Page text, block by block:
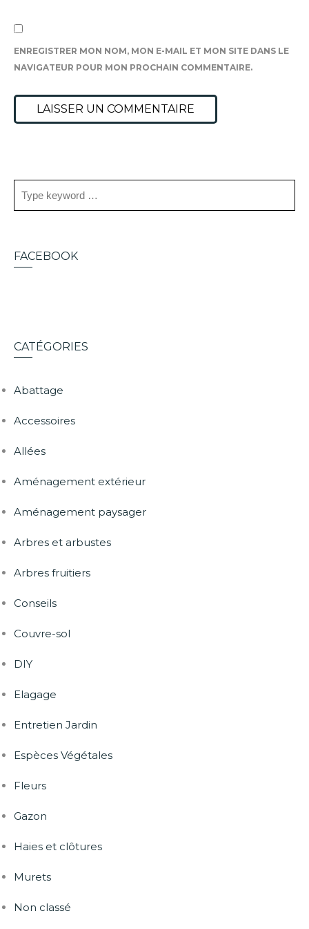
ENREGISTRER MON NOM, MON E-MAIL ET MON SITE DANS LE
NAVIGATEUR POUR MON PROCHAIN COMMENTAIRE.
FACEBOOK
CATÉGORIES
Abattage
Accessoires
Allées
Aménagement extérieur
Aménagement paysager
Arbres et arbustes
Arbres fruitiers
Conseils
Couvre-sol
DIY
Elagage
Entretien Jardin
Espèces Végétales
Fleurs
Gazon
Haies et clôtures
Murets
Non classé